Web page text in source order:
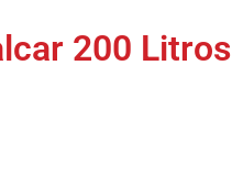
200 Litros